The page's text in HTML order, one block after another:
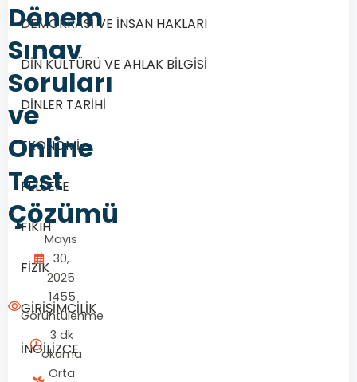
Dönem
Sınav
Soruları
ve
Online
Test
Çözümü
Mayıs
30,
2025
1455
Görüntülenme
3 dk
okuma
Orta
DEMOKRASİ VE İNSAN HAKLARI
DİN KÜLTÜRÜ VE AHLAK BİLGİSİ
DİNLER TARİHİ
EKONOMİ
FELSEFE
FIKIH
FİZİK
GİRİŞİMCİLİK
İNGİLİZCE